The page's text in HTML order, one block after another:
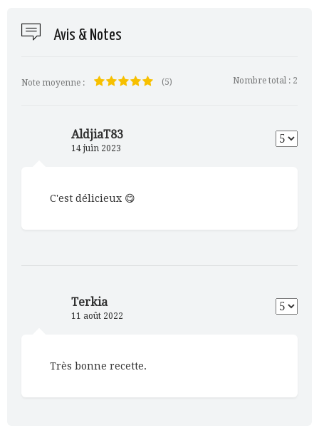
Avis & Notes
Note moyenne : (5) Nombre total : 2
AldjiaT83
14 juin 2023
C'est délicieux 😋
Terkia
11 août 2022
Très bonne recette.